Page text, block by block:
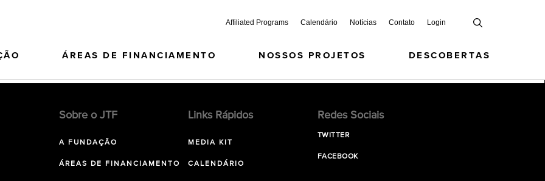
Affiliated Programs Calendário Notícias Contato Login
ÁREAS DE FINANCIAMENTO NOSSOS PROJETOS DESCOBERTAS
Sobre o JTF
A FUNDAÇÃO
ÁREAS DE FINANCIAMENTO
Links Rápidos
MEDIA KIT
CALENDÁRIO
Redes Sociais
TWITTER
FACEBOOK